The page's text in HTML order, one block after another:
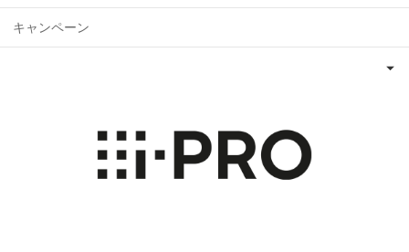
キャンペーン